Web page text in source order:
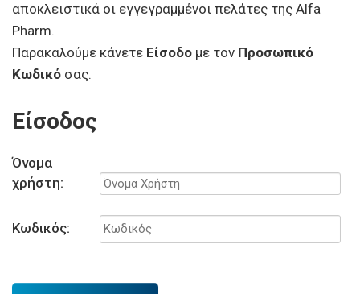
αποκλειστικά οι εγγεγραμμένοι πελάτες της Alfa
Pharm.
Παρακαλούμε κάνετε Είσοδο με τον Προσωπικό
Κωδικό σας.
Είσοδος
Όνομα
χρήστη:
Κωδικός: